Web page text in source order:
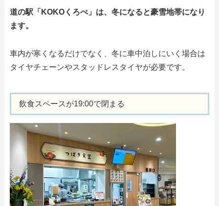
道の駅「KOKOくろべ」は、冬になると豪雪地帯になり
ます。
車内が寒くなるだけでなく、冬に車中泊しにいく場合は
タイヤチェーンやスタッドレスタイヤが必要です。
飲食スペースが19:00で閉まる